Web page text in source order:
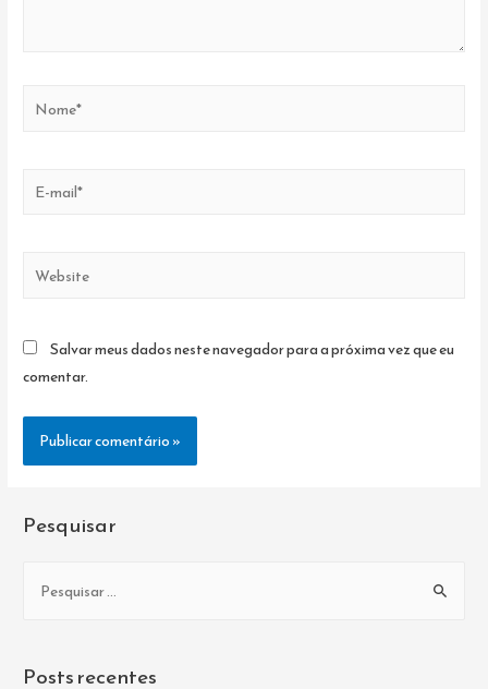
Website
Salvar meus dados neste navegador para a próxima vez que eu
comentar.
Pesquisar
Posts recentes